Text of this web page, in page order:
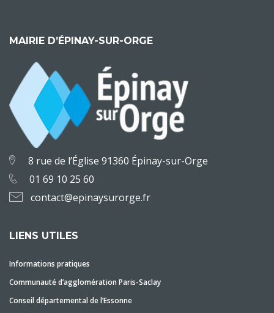
MAIRIE D’ÉPINAY-SUR-ORGE
8 rue de l’Église 91360 Épinay-sur-Orge
01 69 10 25 60
contact@epinaysurorge.fr
LIENS UTILES
Informations pratiques
Communauté d’agglomération Paris-Saclay
Conseil départemental de l’Essonne